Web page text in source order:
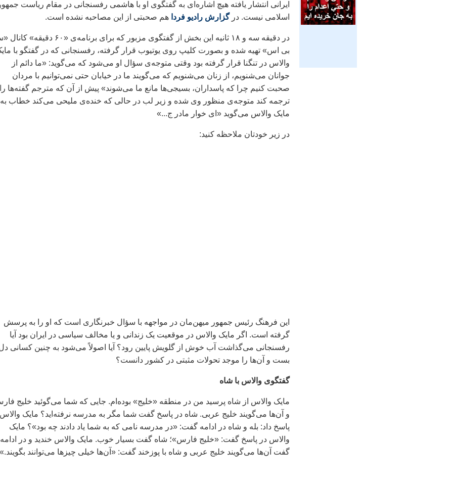
ایرانی انتشار یافته هیچ اشاره‌ای به گفتگوی او با هاشمی رفسنجانی در مقام ریاست
اسلامی نیست. درگزارش رادیو فردا هم صحبتی از این مصاحبه نشده است.
در دقیقه سه و ۱۸ ثانیه این بخش از گفتگوی مزبور که برای برنامه‌ی «۶۰
بی اس» تهیه شده و بصورت کلیپ روی یوتیوب قرار گرفته، رفسنجانی که در گفتگو با
والاس در تنگنا قرار گرفته بود وقتی متوجه‌ی سؤال او می‌شود که می‌گوید:‌ «ما دائم از
جوانان می‌شنویم، از زنان می‌شنویم که می‌گویند ما در خیابان حتی نمی‌توانیم با مردان
صحبت کنیم چرا که پاسداران، بسیجی‌ها مانع ما می‌شوند» پیش از آن که مترجم گفته‌ها را
ترجمه کند متوجه‌ی منظور وی شده و زیر لب در حالی که خنده‌ی ملیحی می‌کند خطاب به
مایک والاس می‌گوید «ای خوار مادر ج...»
در زیر خودتان ملاحظه کنید:‌
این فرهنگ رئیس جمهور میهن‌مان در مواجهه با سؤال خبرنگاری است که او را به پرسش
گرفته است. اگر مایک والاس در موقعیت یک زندانی و یا مخالف سیاسی در ایران بود آیا
رفسنجانی می‌گذاشت آب خوش از گلویش پایین رود؟ آیا اصولاً می‌شود به چنین کسانی
بست و ‌آ‌ن‌ها را موجد تحولات مثبتی در کشور دانست؟
گفتگوی والاس با شاه
مایک والاس از شاه پرسید من در منطقه «خلیج» بوده‌ام. جایی که شما می‌گوئید خلیج
و آن‌ها می‌گویند خلیج عربی. شاه در پاسخ گفت شما مگر به مدرسه نرفته‌اید؟ مایک والاس
پاسخ داد: بله و شاه در ادامه گفت: «در مدرسه نامی که به شما یاد دادند چه بود»؟ مایک
والاس در پاسخ گفت: «خلیج فارس»؛ شاه گفت بسیار خوب. مایک والاس خندید و در ادامه
گفت آن‌ها می‌گویند خلیج عربی و شاه با پوزخند گفت: «آن‌ها خیلی چیزها می‌توانند بگویند.»